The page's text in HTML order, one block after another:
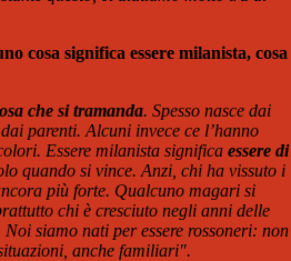
cosa significa essere milanista, cosa
che si tramanda. Spesso nasce dai
parenti. Alcuni invece ce l’hanno
Essere milanista significa essere di
quando si vince. Anzi, chi ha vissuto i
più forte. Qualcuno magari si
chi è cresciuto negli anni delle
siamo nati per essere rossoneri: non
anche familiari".